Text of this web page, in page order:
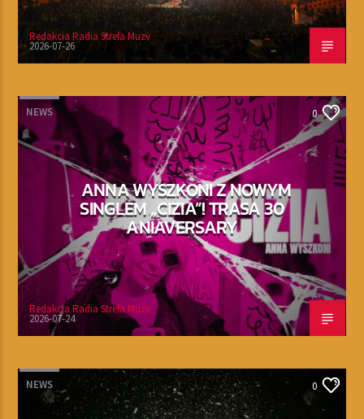
Redakcja Radia Strefa Muzy
2026-07-26
NEWS 0
ANNA WYSZKONI Z NOWYM
SINGLEM „CIZIA”! TRASA 30
ANIAVERSARY
Redakcja Radia Strefa Muzy
2026-07-24
NEWS 0